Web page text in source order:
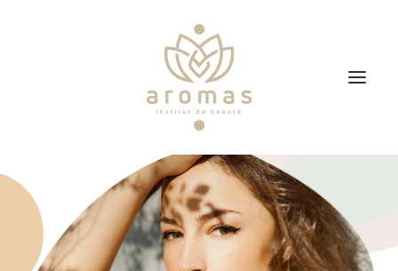
Soins
Je veux faire un bon cadeau
Plan d’accès